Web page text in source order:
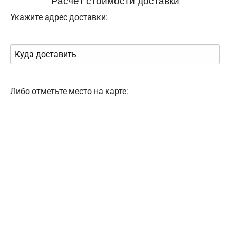
Укажите адрес доставки:
Либо отметьте место на карте: